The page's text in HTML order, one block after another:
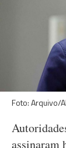
Foto: Arquivo/
assinaram